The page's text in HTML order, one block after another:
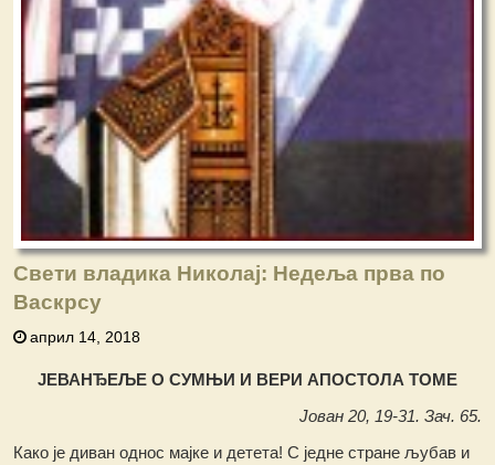
Свети владика Николај: Недеља прва по
Васкрсу
април 14, 2018
ЈЕВАНЂЕЉЕ О СУМЊИ И ВЕРИ АПОСТОЛА ТОМЕ
Јован 20, 19-31. Зач. 65.
Како је диван однос мајке и детета! С једне стране љубав и